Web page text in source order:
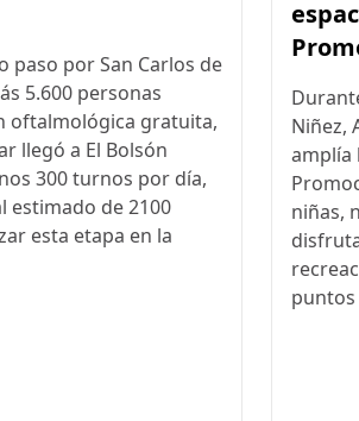
paso por San Carlos de
5.600 personas
oftalmológica gratuita,
llegó a El Bolsón
300 turnos por día,
estimado de 2100
esta etapa en la
Niñez,
amplía
niñas,
puntos